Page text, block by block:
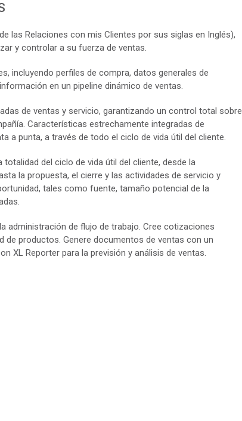
las Relaciones con mis Clientes por sus siglas en Inglés),
y controlar a su fuerza de ventas.
incluyendo perfiles de compra, datos generales de
en un pipeline dinámico de ventas.
de ventas y servicio, garantizando un control total sobre
Características estrechamente integradas de
a punta, a través de todo el ciclo de vida útil del cliente.
del ciclo de vida útil del cliente, desde la
la propuesta, el cierre y las actividades de servicio y
tales como fuente, tamaño potencial de la
administración de flujo de trabajo. Cree cotizaciones
de productos. Genere documentos de ventas con un
XL Reporter para la previsión y análisis de ventas.